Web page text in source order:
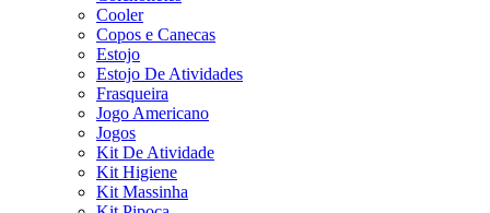
Cooler
Copos e Canecas
Estojo
Estojo De Atividades
Frasqueira
Jogo Americano
Jogos
Kit De Atividade
Kit Higiene
Kit Massinha